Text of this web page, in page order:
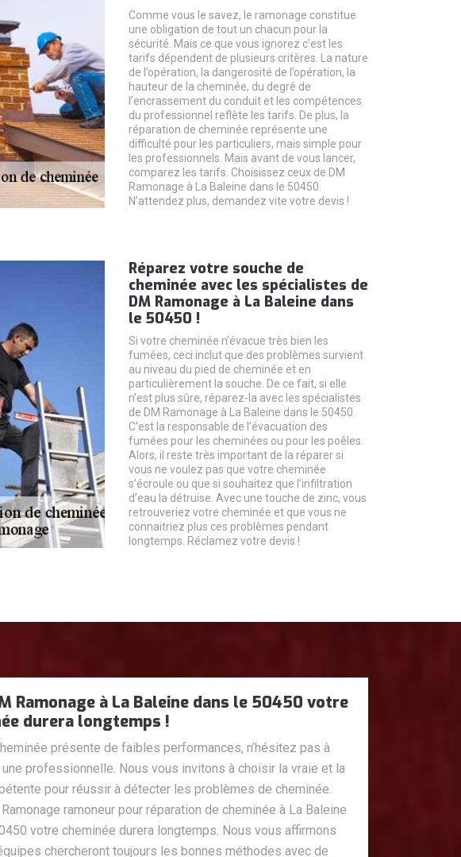
Comme vous le savez, le ramonage constitue
une obligation de tout un chacun pour la
sécurité. Mais ce que vous ignorez c’est les
tarifs dépendent de plusieurs critères. La nature
de l’opération, la dangerosité de l’opération, la
hauteur de la cheminée, du degré de
l’encrassement du conduit et les compétences
du professionnel reflète les tarifs. De plus, la
réparation de cheminée représente une
difficulté pour les particuliers, mais simple pour
les professionnels. Mais avant de vous lancer,
comparez les tarifs. Choisissez ceux de DM
Ramonage à La Baleine dans le 50450.
N’attendez plus, demandez vite votre devis !
Réparez votre souche de
cheminée avec les spécialistes de
DM Ramonage à La Baleine dans
le 50450 !
Si votre cheminée n’évacue très bien les
fumées, ceci inclut que des problèmes survient
au niveau du pied de cheminée et en
particulièrement la souche. De ce fait, si elle
n’est plus sûre, réparez-la avec les spécialistes
de DM Ramonage à La Baleine dans le 50450.
C’est la responsable de l’évacuation des
fumées pour les cheminées ou pour les poêles.
Alors, il reste très important de la réparer si
vous ne voulez pas que votre cheminée
s’écroule ou que si souhaitez que l’infiltration
d’eau la détruise. Avec une touche de zinc, vous
retrouveriez votre cheminée et que vous ne
connaitriez plus ces problèmes pendant
longtemps. Réclamez votre devis !
Ramonage à La Baleine dans le 50450 votre
durera longtemps !
présente de faibles performances, n’hésitez pas à
professionnelle. Nous vous invitons à choisir la vraie et la
pour réussir à détecter les problèmes de cheminée.
ramoneur pour réparation de cheminée à La Baleine
votre cheminée durera longtemps. Nous vous affirmons
chercheront toujours les bonnes méthodes avec de